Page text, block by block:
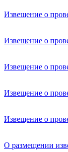
Извещение о
Извещение о
Извещение о
Извещение о
Извещение о
О размещении